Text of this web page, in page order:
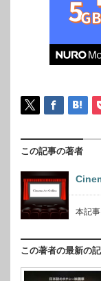
この記事の著者
本記
この著者の最新の